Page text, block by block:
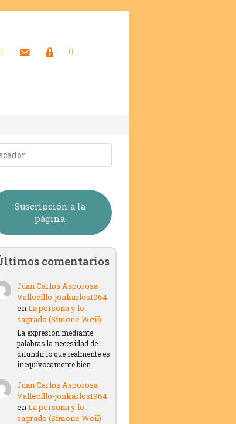
Suscripción a la
página
comentarios
Juan Carlos Asporosa
Vallecillo-jonkarlos1964
enLa persona y lo
sagrado (Simone Weil)
La expresión mediante
palabras la necesidad de
difundir lo que realmente es
inequívocamente bien.
Juan Carlos Asporosa
Vallecillo-jonkarlos1964
enLa persona y lo
sagrado (Simone Weil)